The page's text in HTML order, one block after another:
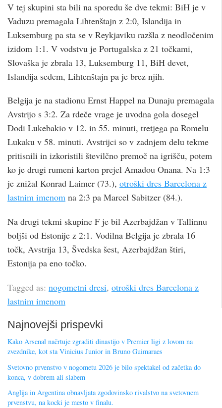
V tej skupini sta bili na sporedu še dve tekmi: BiH je v
Vaduzu premagala Lihtenštajn z 2:0, Islandija in
Luksemburg pa sta se v Reykjaviku razšla z neodločenim
izidom 1:1. V vodstvu je Portugalska z 21 točkami,
Slovaška je zbrala 13, Luksemburg 11, BiH devet,
Islandija sedem, Lihtenštajn pa je brez njih.
Belgija je na stadionu Ernst Happel na Dunaju premagala
Avstrijo s 3:2. Za rdeče vrage je uvodna gola dosegel
Dodi Lukebakio v 12. in 55. minuti, tretjega pa Romelu
Lukaku v 58. minuti. Avstrijci so v zadnjem delu tekme
pritisnili in izkoristili številčno premoč na igrišču, potem
ko je drugi rumeni karton prejel Amadou Onana. Na 1:3
je znižal Konrad Laimer (73.), otroški dres Barcelona z
lastnim imenom na 2:3 pa Marcel Sabitzer (84.).
Na drugi tekmi skupine F je bil Azerbajdžan v Tallinnu
boljši od Estonije z 2:1. Vodilna Belgija je zbrala 16
točk, Avstrija 13, Švedska šest, Azerbajdžan štiri,
Estonija pa eno točko.
Tagged as: nogometni dresi, otroški dres Barcelona z
lastnim imenom
Najnovejši prispevki
Kako Arsenal načrtuje zgraditi dinastijo v Premier ligi z lovom na
zvezdnike, kot sta Vinicius Junior in Bruno Guimaraes
Svetovno prvenstvo v nogometu 2026 je bilo spektakel od začetka do
konca, v dobrem ali slabem
Anglija in Argentina obnavljata zgodovinsko rivalstvo na svetovnem
prvenstvu, na kocki je mesto v finalu.